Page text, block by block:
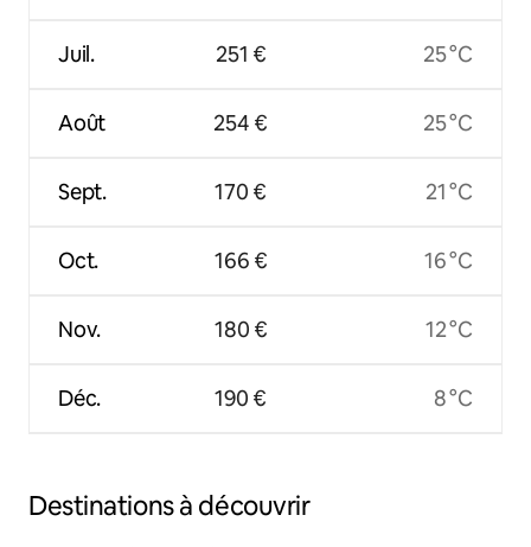
Juil.
Août
Sept.
Oct.
Nov.
Déc.
251 €
254 €
170 €
166 €
180 €
190 €
25 °C
25 °C
21 °C
16 °C
12 °C
8 °C
Destinations à découvrir